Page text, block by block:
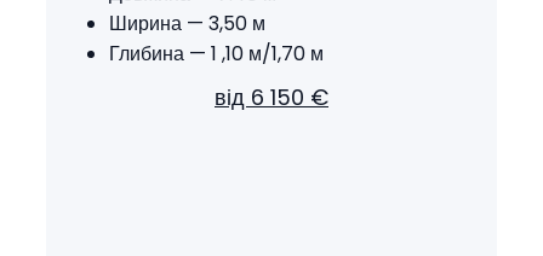
Ширина — 3,50 м
Глибина — 1 ,10 м/1,70 м
від 6 150 €